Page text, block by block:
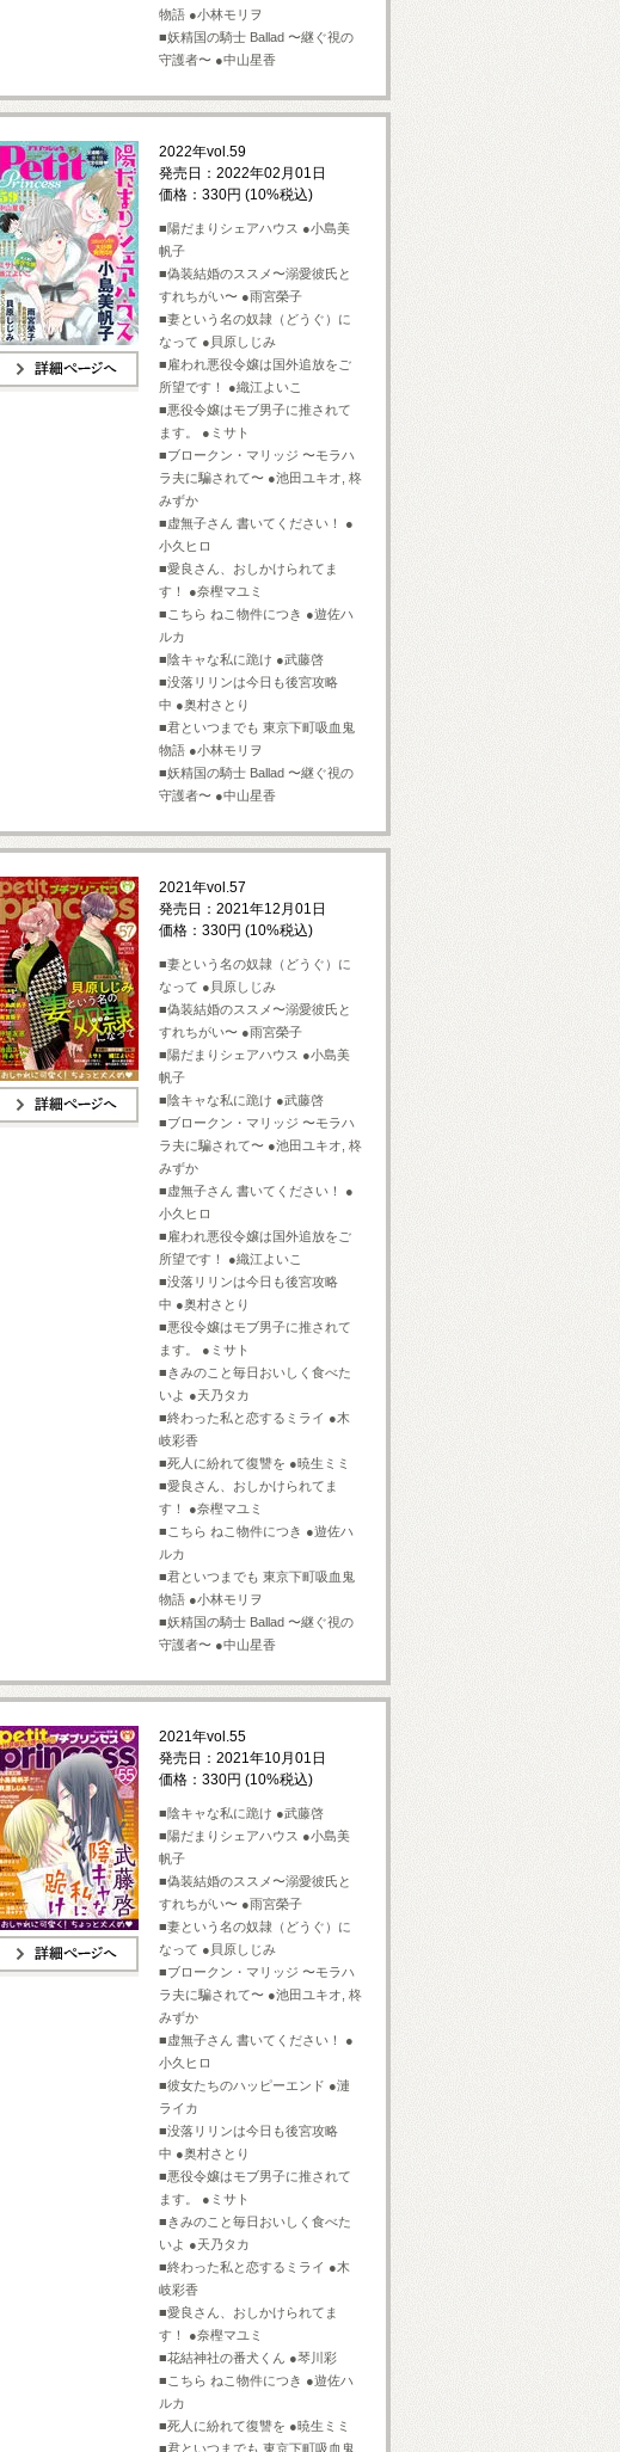
物語 ●小林モリヲ
■妖精国の騎士 Ballad 〜継ぐ視の
守護者〜 ●中山星香
2022年vol.59
発売日：2022年02月01日
価格：330円 (10%税込)
■陽だまりシェアハウス ●小島美
帆子
■偽装結婚のススメ〜溺愛彼氏と
すれちがい〜 ●雨宮榮子
■妻という名の奴隷（どうぐ）に
なって ●貝原しじみ
■雇われ悪役令嬢は国外追放をご
所望です！ ●織江よいこ
■悪役令嬢はモブ男子に推されて
ます。 ●ミサト
■ブロークン・マリッジ 〜モラハ
ラ夫に騙されて〜 ●池田ユキオ, 柊
みずか
■虚無子さん 書いてください！ ●
小久ヒロ
■愛良さん、おしかけられてま
す！ ●奈樫マユミ
■こちら ねこ物件につき ●遊佐ハ
ルカ
■陰キャな私に跪け ●武藤啓
■没落リリンは今日も後宮攻略
中 ●奥村さとり
■君といつまでも 東京下町吸血鬼
物語 ●小林モリヲ
■妖精国の騎士 Ballad 〜継ぐ視の
守護者〜 ●中山星香
2021年vol.57
発売日：2021年12月01日
価格：330円 (10%税込)
■妻という名の奴隷（どうぐ）に
なって ●貝原しじみ
■偽装結婚のススメ〜溺愛彼氏と
すれちがい〜 ●雨宮榮子
■陽だまりシェアハウス ●小島美
帆子
■陰キャな私に跪け ●武藤啓
■ブロークン・マリッジ 〜モラハ
ラ夫に騙されて〜 ●池田ユキオ, 柊
みずか
■虚無子さん 書いてください！ ●
小久ヒロ
■雇われ悪役令嬢は国外追放をご
所望です！ ●織江よいこ
■没落リリンは今日も後宮攻略
中 ●奥村さとり
■悪役令嬢はモブ男子に推されて
ます。 ●ミサト
■きみのこと毎日おいしく食べた
いよ ●天乃タカ
■終わった私と恋するミライ ●木
岐彩香
■死人に紛れて復讐を ●暁生ミミ
■愛良さん、おしかけられてま
す！ ●奈樫マユミ
■こちら ねこ物件につき ●遊佐ハ
ルカ
■君といつまでも 東京下町吸血鬼
物語 ●小林モリヲ
■妖精国の騎士 Ballad 〜継ぐ視の
守護者〜 ●中山星香
2021年vol.55
発売日：2021年10月01日
価格：330円 (10%税込)
■陰キャな私に跪け ●武藤啓
■陽だまりシェアハウス ●小島美
帆子
■偽装結婚のススメ〜溺愛彼氏と
すれちがい〜 ●雨宮榮子
■妻という名の奴隷（どうぐ）に
なって ●貝原しじみ
■ブロークン・マリッジ 〜モラハ
ラ夫に騙されて〜 ●池田ユキオ, 柊
みずか
■虚無子さん 書いてください！ ●
小久ヒロ
■彼女たちのハッピーエンド ●漣
ライカ
■没落リリンは今日も後宮攻略
中 ●奥村さとり
■悪役令嬢はモブ男子に推されて
ます。 ●ミサト
■きみのこと毎日おいしく食べた
いよ ●天乃タカ
■終わった私と恋するミライ ●木
岐彩香
■愛良さん、おしかけられてま
す！ ●奈樫マユミ
■花結神社の番犬くん ●琴川彩
■こちら ねこ物件につき ●遊佐ハ
ルカ
■死人に紛れて復讐を ●暁生ミミ
■君といつまでも 東京下町吸血鬼